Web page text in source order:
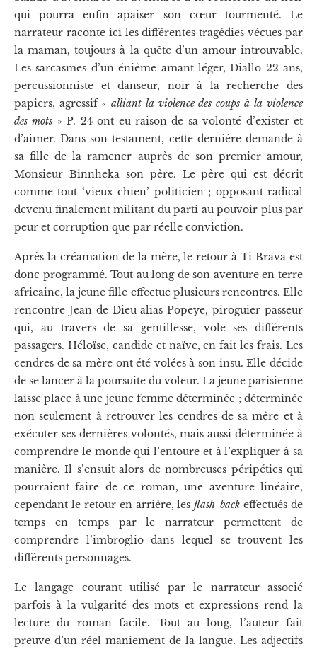
qui pourra enfin apaiser son cœur tourmenté. Le
narrateur raconte ici les différentes tragédies vécues par
la maman, toujours à la quête d’un amour introuvable.
Les sarcasmes d’un énième amant léger, Diallo 22 ans,
percussionniste et danseur, noir à la recherche des
papiers, agressif « alliant la violence des coups à la violence
des mots » P. 24 ont eu raison de sa volonté d’exister et
d’aimer. Dans son testament, cette dernière demande à
sa fille de la ramener auprès de son premier amour,
Monsieur Binnheka son père. Le père qui est décrit
comme tout ‘vieux chien’ politicien ; opposant radical
devenu finalement militant du parti au pouvoir plus par
peur et corruption que par réelle conviction.
Après la créamation de la mère, le retour à Ti Brava est
donc programmé. Tout au long de son aventure en terre
africaine, la jeune fille effectue plusieurs rencontres. Elle
rencontre Jean de Dieu alias Popeye, piroguier passeur
qui, au travers de sa gentillesse, vole ses différents
passagers. Héloïse, candide et naïve, en fait les frais. Les
cendres de sa mère ont été volées à son insu. Elle décide
de se lancer à la poursuite du voleur. La jeune parisienne
laisse place à une jeune femme déterminée ; déterminée
non seulement à retrouver les cendres de sa mère et à
exécuter ses dernières volontés, mais aussi déterminée à
comprendre le monde qui l’entoure et à l’expliquer à sa
manière. Il s’ensuit alors de nombreuses péripéties qui
pourraient faire de ce roman, une aventure linéaire,
cependant le retour en arrière, lesflash-back effectués de
temps en temps par le narrateur permettent de
comprendre l’imbroglio dans lequel se trouvent les
différents personnages.
Le langage courant utilisé par le narrateur associé
parfois à la vulgarité des mots et expressions rend la
lecture du roman facile. Tout au long, l’auteur fait
preuve d’un réel maniement de la langue. Les adjectifs